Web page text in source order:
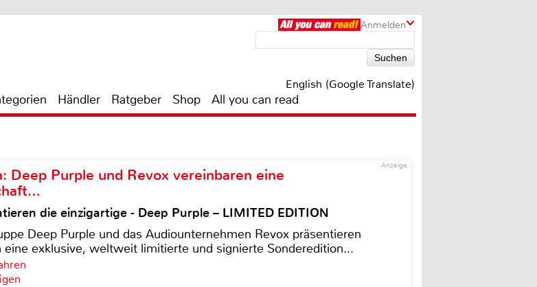
Anmelden
English (Google Translate)
Händler Ratgeber Shop All you can read
Anzeige
Deep Purple und Revox vereinbaren eine
die einzigartige - Deep Purple – LIMITED EDITION
Deep Purple und das Audiounternehmen Revox präsentieren
eine exklusive, weltweit limitierte und signierte Sonderedition...